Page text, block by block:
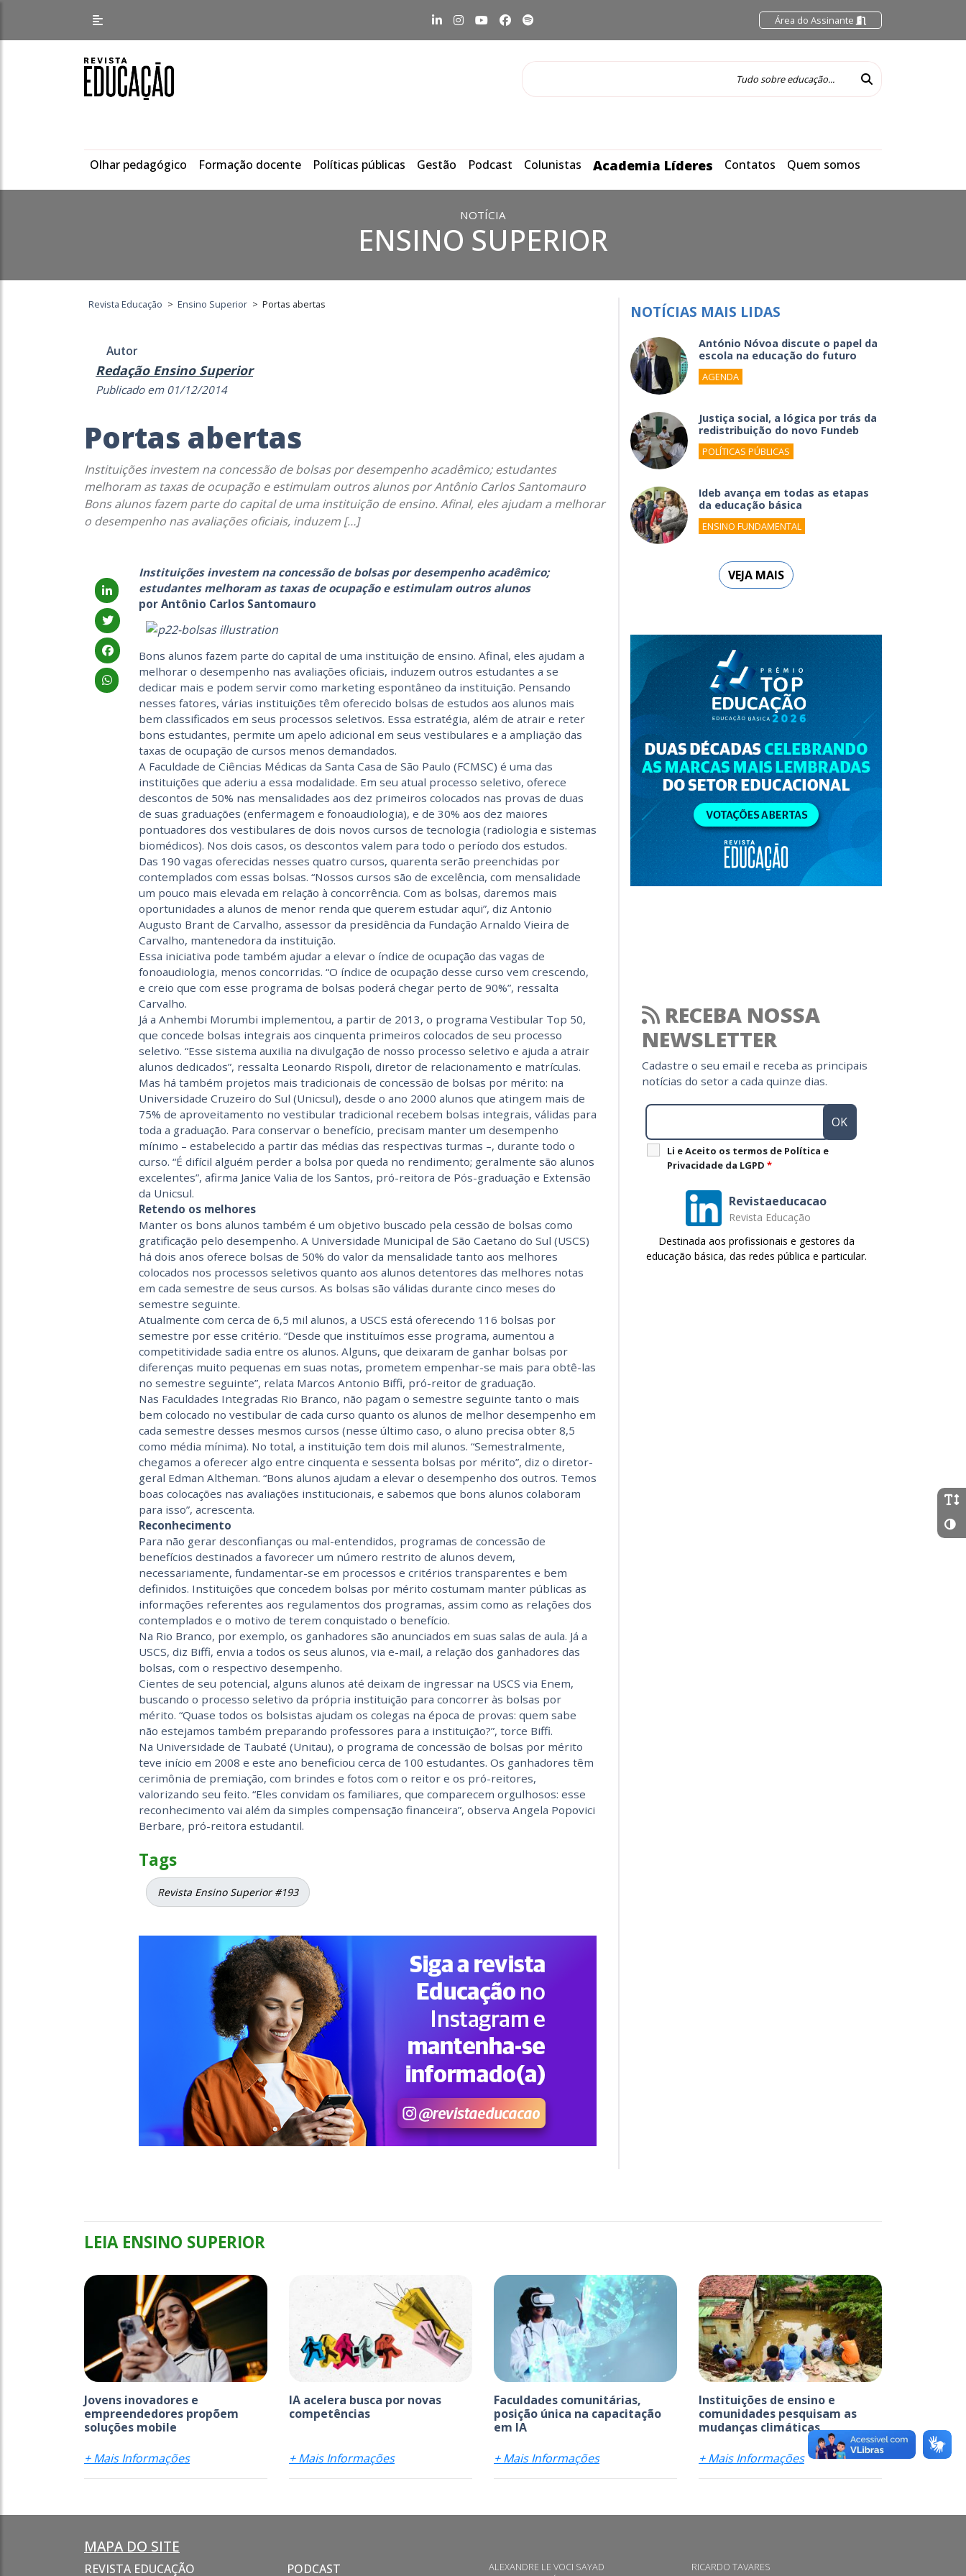
Área do Assinante
Olhar pedagógico Formação docente Políticas públicas Gestão Podcast Colunistas Academia Líderes Contatos Quem somos
NOTÍCIA
ENSINO SUPERIOR
Revista Educação > Ensino Superior > Portas abertas
Autor
Redação Ensino Superior
Publicado em 01/12/2014
Portas abertas
Instituições investem na concessão de bolsas por desempenho acadêmico; estudantes
melhoram as taxas de ocupação e estimulam outros alunos por Antônio Carlos Santomauro
Bons alunos fazem parte do capital de uma instituição de ensino. Afinal, eles ajudam a melhorar
o desempenho nas avaliações oficiais, induzem […]
Instituições investem na concessão de bolsas por desempenho acadêmico;
estudantes melhoram as taxas de ocupação e estimulam outros alunos
por Antônio Carlos Santomauro
Bons alunos fazem parte do capital de uma instituição de ensino. Afinal, eles ajudam a
melhorar o desempenho nas avaliações oficiais, induzem outros estudantes a se
dedicar mais e podem servir como marketing espontâneo da instituição. Pensando
nesses fatores, várias instituições têm oferecido bolsas de estudos aos alunos mais
bem classificados em seus processos seletivos. Essa estratégia, além de atrair e reter
bons estudantes, permite um apelo adicional em seus vestibulares e a ampliação das
taxas de ocupação de cursos menos demandados.
A Faculdade de Ciências Médicas da Santa Casa de São Paulo (FCMSC) é uma das
instituições que aderiu a essa modalidade. Em seu atual processo seletivo, oferece
descontos de 50% nas mensalidades aos dez primeiros colocados nas provas de duas
de suas graduações (enfermagem e fonoaudiologia), e de 30% aos dez maiores
pontuadores dos vestibulares de dois novos cursos de tecnologia (radiologia e sistemas
biomédicos). Nos dois casos, os descontos valem para todo o período dos estudos.
Das 190 vagas oferecidas nesses quatro cursos, quarenta serão preenchidas por
contemplados com essas bolsas. “Nossos cursos são de excelência, com mensalidade
um pouco mais elevada em relação à concorrência. Com as bolsas, daremos mais
oportunidades a alunos de menor renda que querem estudar aqui”, diz Antonio
Augusto Brant de Carvalho, assessor da presidência da Fundação Arnaldo Vieira de
Carvalho, mantenedora da instituição.
Essa iniciativa pode também ajudar a elevar o índice de ocupação das vagas de
fonoaudiologia, menos concorridas. “O índice de ocupação desse curso vem crescendo,
e creio que com esse programa de bolsas poderá chegar perto de 90%”, ressalta
Carvalho.
Já a Anhembi Morumbi implementou, a partir de 2013, o programa Vestibular Top 50,
que concede bolsas integrais aos cinquenta primeiros colocados de seu processo
seletivo. “Esse sistema auxilia na divulgação de nosso processo seletivo e ajuda a atrair
alunos dedicados”, ressalta Leonardo Rispoli, diretor de relacionamento e matrículas.
Mas há também projetos mais tradicionais de concessão de bolsas por mérito: na
Universidade Cruzeiro do Sul (Unicsul), desde o ano 2000 alunos que atingem mais de
75% de aproveitamento no vestibular tradicional recebem bolsas integrais, válidas para
toda a graduação. Para conservar o benefício, precisam manter um desempenho
mínimo – estabelecido a partir das médias das respectivas turmas –, durante todo o
curso. “É difícil alguém perder a bolsa por queda no rendimento; geralmente são alunos
excelentes”, afirma Janice Valia de los Santos, pró-reitora de Pós-graduação e Extensão
da Unicsul.
Retendo os melhores
Manter os bons alunos também é um objetivo buscado pela cessão de bolsas como
gratificação pelo desempenho. A Universidade Municipal de São Caetano do Sul (USCS)
há dois anos oferece bolsas de 50% do valor da mensalidade tanto aos melhores
colocados nos processos seletivos quanto aos alunos detentores das melhores notas
em cada semestre de seus cursos. As bolsas são válidas durante cinco meses do
semestre seguinte.
Atualmente com cerca de 6,5 mil alunos, a USCS está oferecendo 116 bolsas por
semestre por esse critério. “Desde que instituímos esse programa, aumentou a
competitividade sadia entre os alunos. Alguns, que deixaram de ganhar bolsas por
diferenças muito pequenas em suas notas, prometem empenhar-se mais para obtê-las
no semestre seguinte”, relata Marcos Antonio Biffi, pró-reitor de graduação.
Nas Faculdades Integradas Rio Branco, não pagam o semestre seguinte tanto o mais
bem colocado no vestibular de cada curso quanto os alunos de melhor desempenho em
cada semestre desses mesmos cursos (nesse último caso, o aluno precisa obter 8,5
como média mínima). No total, a instituição tem dois mil alunos. “Semestralmente,
chegamos a oferecer algo entre cinquenta e sessenta bolsas por mérito”, diz o diretor-
geral Edman Altheman. “Bons alunos ajudam a elevar o desempenho dos outros. Temos
boas colocações nas avaliações institucionais, e sabemos que bons alunos colaboram
para isso”, acrescenta.
Reconhecimento
Para não gerar desconfianças ou mal-entendidos, programas de concessão de
benefícios destinados a favorecer um número restrito de alunos devem,
necessariamente, fundamentar-se em processos e critérios transparentes e bem
definidos. Instituições que concedem bolsas por mérito costumam manter públicas as
informações referentes aos regulamentos dos programas, assim como as relações dos
contemplados e o motivo de terem conquistado o benefício.
Na Rio Branco, por exemplo, os ganhadores são anunciados em suas salas de aula. Já a
USCS, diz Biffi, envia a todos os seus alunos, via e-mail, a relação dos ganhadores das
bolsas, com o respectivo desempenho.
Cientes de seu potencial, alguns alunos até deixam de ingressar na USCS via Enem,
buscando o processo seletivo da própria instituição para concorrer às bolsas por
mérito. “Quase todos os bolsistas ajudam os colegas na época de provas: quem sabe
não estejamos também preparando professores para a instituição?”, torce Biffi.
Na Universidade de Taubaté (Unitau), o programa de concessão de bolsas por mérito
teve início em 2008 e este ano beneficiou cerca de 100 estudantes. Os ganhadores têm
cerimônia de premiação, com brindes e fotos com o reitor e os pró-reitores,
valorizando seu feito. “Eles convidam os familiares, que comparecem orgulhosos: esse
reconhecimento vai além da simples compensação financeira”, observa Angela Popovici
Berbare, pró-reitora estudantil.
Tags
Revista Ensino Superior #193
NOTÍCIAS MAIS LIDAS
António Nóvoa discute o papel da
escola na educação do futuro
AGENDA
Justiça social, a lógica por trás da
redistribuição do novo Fundeb
POLÍTICAS PÚBLICAS
Ideb avança em todas as etapas
da educação básica
ENSINO FUNDAMENTAL
VEJA MAIS
RECEBA NOSSA
NEWSLETTER
Cadastre o seu email e receba as principais
notícias do setor a cada quinze dias.
Li e Aceito os termos de Política e
Privacidade da LGPD *
Revistaeducacao
Revista Educação
Destinada aos profissionais e gestores da
educação básica, das redes pública e particular.
LEIA ENSINO SUPERIOR
Jovens inovadores e
empreendedores propõem
soluções mobile
+ Mais Informações
IA acelera busca por novas
competências
+ Mais Informações
Faculdades comunitárias,
posição única na capacitação
em IA
+ Mais Informações
Instituições de ensino e
comunidades pesquisam as
mudanças climáticas
+ Mais Informações
MAPA DO SITE
REVISTA EDUCAÇÃO PODCAST
ALEXANDRE LE VOCI SAYAD
RICARDO TAVARES